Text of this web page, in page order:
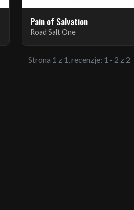
Pain of Salvation
Road Salt One
Strona 1 z 1, recenzje: 1 - 2 z 2